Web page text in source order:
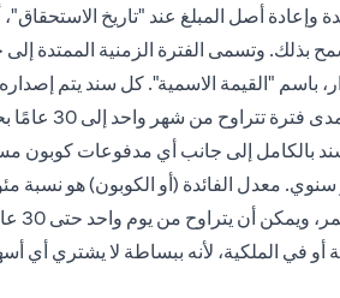
وإعادة أصل المبلغ عند "تاريخ
بذلك. وتسمى الفترة الزمنية الممتدة
باسم "القيمة الاسمية". كل سند يتم
ثابت يُعرف باسم "الكوبون". يتم
بالكامل إلى جانب أي مدفوعات كوبون
معدل الفائدة (أو الكوبون) هو نسبة
أن يتراوح من يوم واحد حتى 30 عامًا أو أكثر.
في الملكية، لأنه ببساطة لا يشتري أي